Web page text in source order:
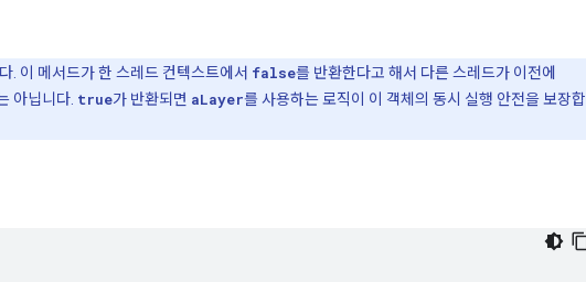
. 이 메서드가 한 스레드 컨텍스트에서 false를 반환한다고 해서 다른 스레드가 이전에
아닙니다. true가 반환되면 aLayer를 사용하는 로직이 이 객체의 동시 실행 안전을 보장합